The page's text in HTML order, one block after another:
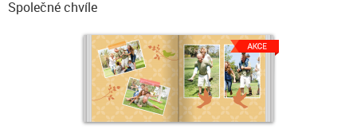
Společné chvíle